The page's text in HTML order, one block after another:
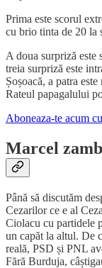
Prima este scorul
cu brio tinta de 20 la
A doua surpriză este
treia surpriză este
Șoșoacă, a patra
Rateul papagalului
Aboneaza-te acum
Marcel
Până să discutăm
Cezarilor ce e al
Ciolacu cu partidele
un capăt la altul. De
reală, PSD și PNL
Fără Burduja,